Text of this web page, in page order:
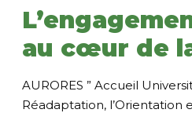
au cœur de
AURORES ” Accueil
Réadaptation, l’Orientation